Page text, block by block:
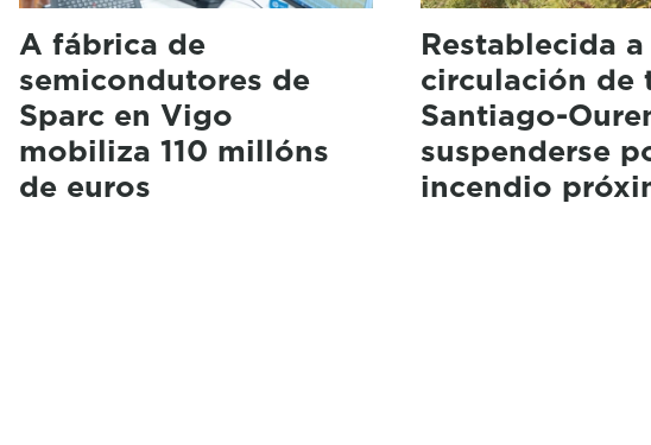
A fábrica de
semicondutores de
Sparc en Vigo
mobiliza 110 millóns
de euros
Restablecida a
circulación de
Santiago-
suspenderse
incendio